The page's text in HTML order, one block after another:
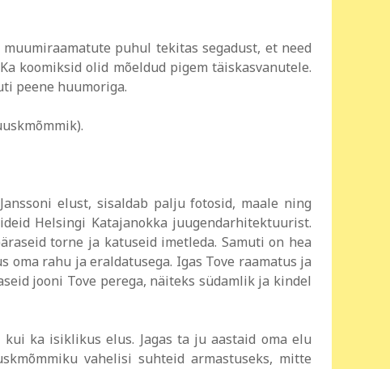
puhul tekitas segadust, et need
koomiksid olid mõeldud pigem täiskasvanutele.
peene huumoriga.
elust, sisaldab palju fotosid, maale ning
Helsingi Katajanokka juugendarhitektuurist.
torne ja katuseid imetleda. Samuti on hea
rahu ja eraldatusega. Igas Tove raamatus ja
jooni Tove perega, näiteks südamlik ja kindel
ka isiklikus elus. Jagas ta ju aastaid oma elu
vahelisi suhteid armastuseks, mitte